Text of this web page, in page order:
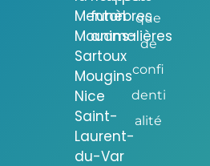
Menton
Mouans-
Sartoux
Mougins
Nice
Saint-
Laurent-
du-Var
funèbres
animalières
que
de
confi
denti
alité